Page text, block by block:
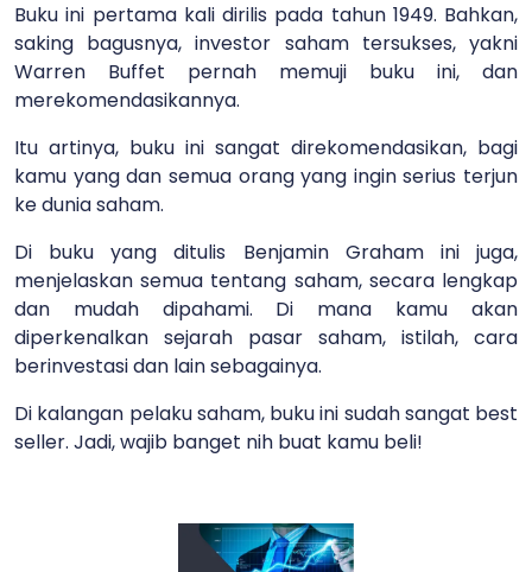
Buku ini pertama kali dirilis pada tahun 1949. Bahkan,
saking bagusnya, investor saham tersukses, yakni
Warren Buffet pernah memuji buku ini, dan
merekomendasikannya.
Itu artinya, buku ini sangat direkomendasikan, bagi
kamu yang dan semua orang yang ingin serius terjun
ke dunia saham.
Di buku yang ditulis Benjamin Graham ini juga,
menjelaskan semua tentang saham, secara lengkap
dan mudah dipahami. Di mana kamu akan
diperkenalkan sejarah pasar saham, istilah, cara
berinvestasi dan lain sebagainya.
Di kalangan pelaku saham, buku ini sudah sangat best
seller. Jadi, wajib banget nih buat kamu beli!